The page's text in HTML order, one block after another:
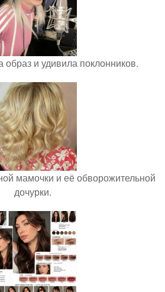
образ и удивила поклонников.
мамочки и её обворожительной
дочурки.